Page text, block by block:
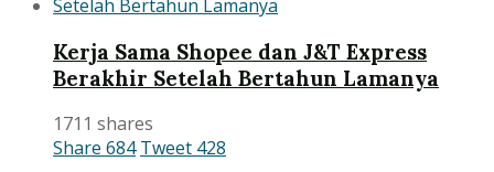
Kerja Sama Shopee dan J&T Express
Berakhir Setelah Bertahun Lamanya
1711 shares
Share 684 Tweet 428